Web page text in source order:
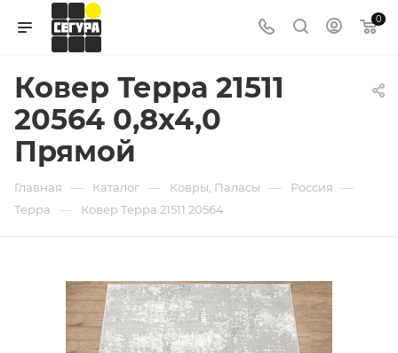
0
Ковер Терра 21511
20564 0,8х4,0
Прямой
Главная — Каталог — Ковры, Паласы — Россия —
Терра — Ковер Терра 21511 20564